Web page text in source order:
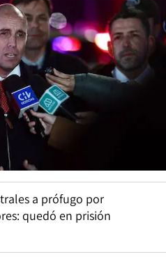
a prófugo por
quedó en prisión